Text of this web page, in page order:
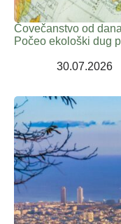
Čovečanstvo od
Počeo ekološki dug
30.07.2026